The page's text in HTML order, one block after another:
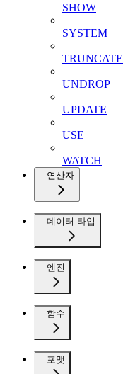
SHOW
SYSTEM
TRUNCATE
UNDROP
UPDATE
USE
WATCH
연산자
데이터 타입
엔진
함수
포맷